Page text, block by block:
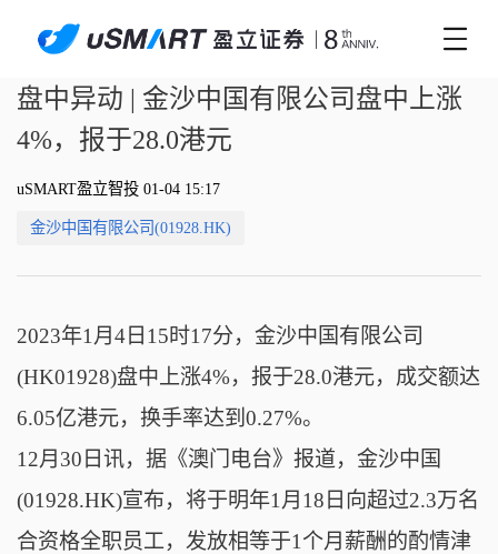
盘中异动 | 金沙中国有限公司盘中上涨
4%，报于28.0港元
uSMART盈立智投 01-04 15:17
金沙中国有限公司(01928.HK)
2023年1月4日15时17分，金沙中国有限公司
(HK01928)盘中上涨4%，报于28.0港元，成交额达
6.05亿港元，换手率达到0.27%。
12月30日讯，据《澳门电台》报道，金沙中国
(01928.HK)宣布，将于明年1月18日向超过2.3万名
合资格全职员工，发放相等于1个月薪酬的酌情津